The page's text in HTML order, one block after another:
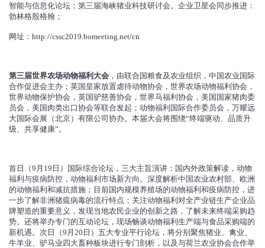
智能与信息化论坛；第三届海峡猪业科技研讨会。企业卫星会同步推进：
勃林格殷格翰；
网址： http://cssc2019.bomeeting.net/cn
第三届世界农场动物福利大会 ，由联合国粮食及农业组织，中国农业国际
合作促进会主办；英国皇家放置虐待动物协会，世界农场动物福利协会，
世界动物保护协会，英国驴慈善协会，世界马福利协会，美国国家猪肉委
员会，美国肉类出口协会等联合发起；动物福利国际合作委员会，万耀远
大国际会展（北京）有限公司协办。本届大会将围绕“终端驱动、品质升
级、共享健康”。
首日（9月19日）国际综合论坛，三大主旨演讲：国内外政策解读，动物
福利与疫病防控，动物福利市场新方向。深度解析中国农业农村部、欧洲
的动物福利和减抗措施；目前国内规模养殖场的动物福利和疫病防控，进
一步了解非洲猪瘟病毒的流行特点；关注动物福利对全产业链生产企业品
牌塑造的重要意义，发现当地农民企业的创新之路，了解未来终端采购趋
势。还将举办专门的互动论坛，现场畅谈动物福利生产端与食品采购端的
新机遇。次日（9月20日）五大专业平行论坛，将分别聚焦猪业、禽业、
牛羊业、驴马业四大畜种板块进行专门剖析，以及与荷兰农业协会合作举